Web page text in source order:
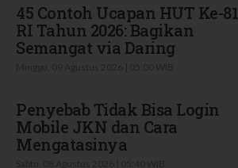
45 Contoh Ucapan HUT Ke-81
RI Tahun 2026: Bagikan
Semangat via Daring
Penyebab Tidak Bisa Login
Mobile JKN dan Cara
Mengatasinya